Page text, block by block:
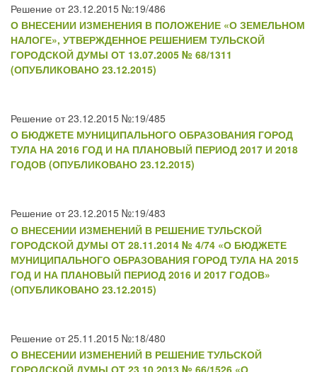
Решение от 23.12.2015 №:19/486
О ВНЕСЕНИИ ИЗМЕНЕНИЯ В ПОЛОЖЕНИЕ «О ЗЕМЕЛЬНОМ
НАЛОГЕ», УТВЕРЖДЕННОЕ РЕШЕНИЕМ ТУЛЬСКОЙ
ГОРОДСКОЙ ДУМЫ ОТ 13.07.2005 № 68/1311
(ОПУБЛИКОВАНО 23.12.2015)
Решение от 23.12.2015 №:19/485
О БЮДЖЕТЕ МУНИЦИПАЛЬНОГО ОБРАЗОВАНИЯ ГОРОД
ТУЛА НА 2016 ГОД И НА ПЛАНОВЫЙ ПЕРИОД 2017 И 2018
ГОДОВ (ОПУБЛИКОВАНО 23.12.2015)
Решение от 23.12.2015 №:19/483
О ВНЕСЕНИИ ИЗМЕНЕНИЙ В РЕШЕНИЕ ТУЛЬСКОЙ
ГОРОДСКОЙ ДУМЫ ОТ 28.11.2014 № 4/74 «О БЮДЖЕТЕ
МУНИЦИПАЛЬНОГО ОБРАЗОВАНИЯ ГОРОД ТУЛА НА 2015
ГОД И НА ПЛАНОВЫЙ ПЕРИОД 2016 И 2017 ГОДОВ»
(ОПУБЛИКОВАНО 23.12.2015)
Решение от 25.11.2015 №:18/480
О ВНЕСЕНИИ ИЗМЕНЕНИЙ В РЕШЕНИЕ ТУЛЬСКОЙ